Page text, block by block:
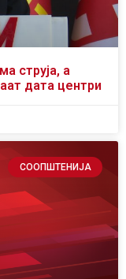
струја, а
дата центри
СООПШТЕНИЈА